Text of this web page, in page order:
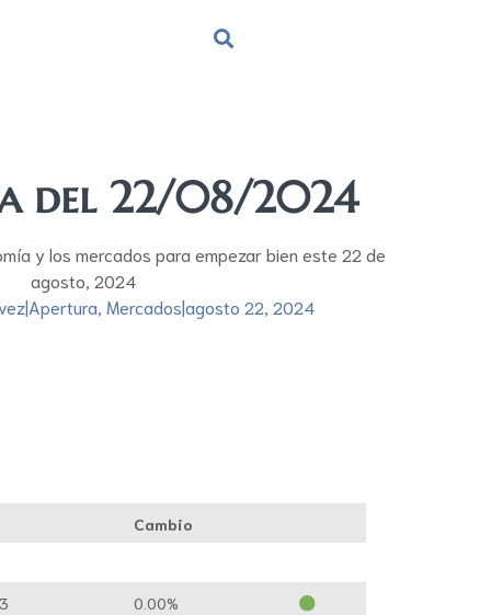
del 22/08/2024
y los mercados para empezar bien este 22 de
agosto, 2024
|Apertura Mercados|agosto 22, 2024
Cambio
0.00%